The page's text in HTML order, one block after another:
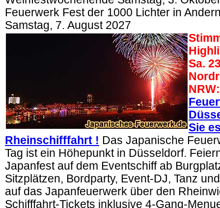
Feuerwerk Fest der 1000 Lichter in
Samstag, 7. August 2027
Sa.
NRW:
Sie
Rheinschifffahrt ! Das Japanische
Tag ist ein Höhepunkt in Düsseldorf.
Japanfest auf dem Eventschiff ab
Sitzplätzen, Bordparty, Event-DJ, Tanz
auf das Japanfeuerwerk über den
Schifffahrt-Tickets inklusive 4-Gang-